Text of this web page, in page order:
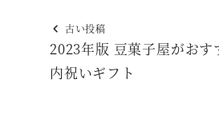
古い投稿
2023年版 豆菓子屋がおす
内祝いギフト